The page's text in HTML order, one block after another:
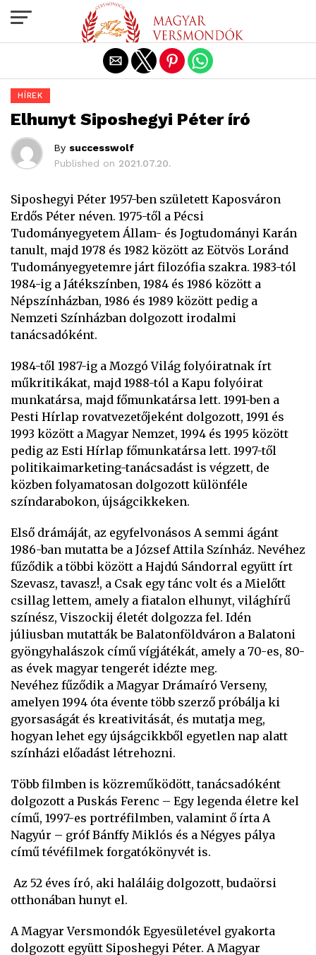
HÍREK
Elhunyt Siposhegyi Péter író
By successwolf
Published on 2021.07.20.
Siposhegyi Péter 1957-ben született Kaposváron
Erdős Péter néven. 1975-től a Pécsi
Tudományegyetem Állam- és Jogtudományi Karán
tanult, majd 1978 és 1982 között az Eötvös Loránd
Tudományegyetemre járt filozófia szakra. 1983-tól
1984-ig a Játékszínben, 1984 és 1986 között a
Népszínházban, 1986 és 1989 között pedig a
Nemzeti Színházban dolgozott irodalmi
tanácsadóként.
1984-től 1987-ig a Mozgó Világ folyóiratnak írt
műkritikákat, majd 1988-tól a Kapu folyóirat
munkatársa, majd főmunkatársa lett. 1991-ben a
Pesti Hírlap rovatvezetőjeként dolgozott, 1991 és
1993 között a Magyar Nemzet, 1994 és 1995 között
pedig az Esti Hírlap főmunkatársa lett. 1997-től
politikaimarketing-tanácsadást is végzett, de
közben folyamatosan dolgozott különféle
színdarabokon, újságcikkeken.
Első drámáját, az egyfelvonásos A semmi ágánt
1986-ban mutatta be a József Attila Színház. Nevéhez
fűződik a többi között a Hajdú Sándorral együtt írt
Szevasz, tavasz!, a Csak egy tánc volt és a Mielőtt
csillag lettem, amely a fiatalon elhunyt, világhírű
színész, Viszockij életét dolgozza fel. Idén
júliusban mutatták be Balatonföldváron a Balatoni
gyöngyhalászok című vígjátékát, amely a 70-es, 80-
as évek magyar tengerét idézte meg.
Nevéhez fűződik a Magyar Drámaíró Verseny,
amelyen 1994 óta évente több szerző próbálja ki
gyorsaságát és kreativitását, és mutatja meg,
hogyan lehet egy újságcikkből egyetlen nap alatt
színházi előadást létrehozni.
Több filmben is közreműködött, tanácsadóként
dolgozott a Puskás Ferenc – Egy legenda életre kel
című, 1997-es portréfilmben, valamint ő írta A
Nagyúr – gróf Bánffy Miklós és a Négyes pálya
című tévéfilmek forgatókönyvét is.
Az 52 éves író, aki haláláig dolgozott, budaörsi
otthonában hunyt el.
A Magyar Versmondók Egyesületével gyakorta
dolgozott együtt Siposhegyi Péter. A Magyar
Exit mobile version